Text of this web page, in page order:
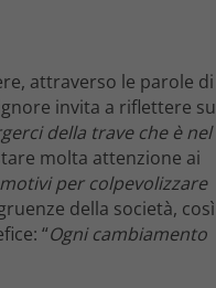
attraverso le parole di
invita a riflettere su
della trave che è nel
molta attenzione ai
per colpevolizzare
della società, così
“Ogni cambiamento